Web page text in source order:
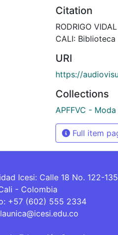
Citation
RODRIGO
CALI:
URI
https://
Collections
APFFVC -
Full item
Icesi: Calle 18 No. 122-135
- Colombia
+57 (602) 555 2334